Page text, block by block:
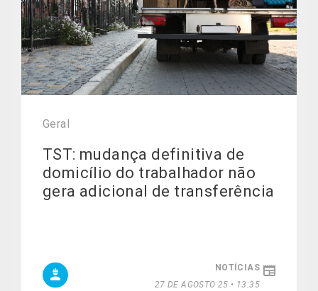
Geral
TST: mudança definitiva de
domicílio do trabalhador não
gera adicional de transferência
NOTÍCIAS
27 DE AGOSTO 25 • 13:35